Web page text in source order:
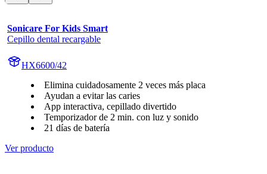
Sonicare For Kids Smart
Cepillo dental recargable
HX6600/42
Elimina cuidadosamente 2 veces más placa
Ayudan a evitar las caries
App interactiva, cepillado divertido
Temporizador de 2 min. con luz y sonido
21 días de batería
Ver producto